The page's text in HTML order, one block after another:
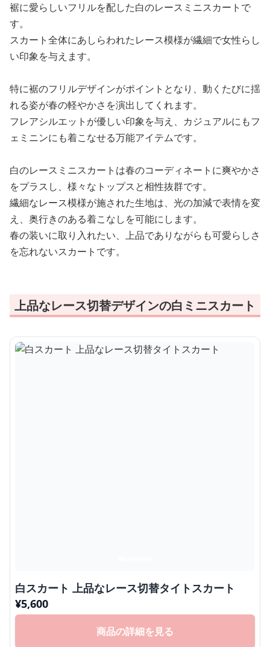
裾に愛らしいフリルを配した白のレースミニスカートで
す。
スカート全体にあしらわれたレース模様が繊細で女性らし
い印象を与えます。
特に裾のフリルデザインがポイントとなり、動くたびに揺
れる姿が春の軽やかさを演出してくれます。
フレアシルエットが優しい印象を与え、カジュアルにもフ
ェミニンにも着こなせる万能アイテムです。
白のレースミニスカートは春のコーディネートに爽やかさ
をプラスし、様々なトップスと相性抜群です。
繊細なレース模様が施された生地は、光の加減で表情を変
え、奥行きのある着こなしを可能にします。
春の装いに取り入れたい、上品でありながらも可愛らしさ
を忘れないスカートです。
上品なレース切替デザインの白ミニスカート
白スカート 上品なレース切替タイトスカート
¥5,600
商品の詳細を見る